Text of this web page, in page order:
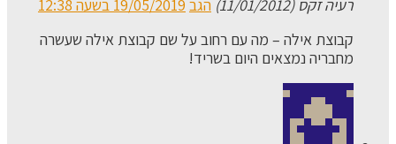
רעיה זקס (11/01/2012) הגב 19/05/2019 בשעה 12:38
קבוצת אילה – מה עם רחוב על שם קבוצת אילה שעשרה
מחבריה נמצאים היום בשריד!